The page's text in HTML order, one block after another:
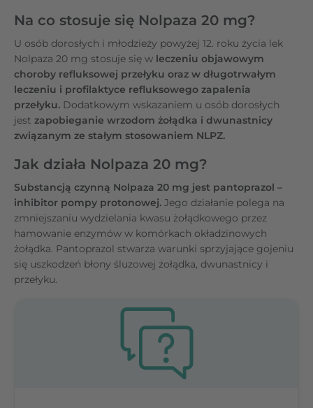
Na co stosuje się Nolpaza 20 mg?
U osób dorosłych i młodzieży powyżej 12. roku życia lek
Nolpaza 20 mg stosuje się w leczeniu objawowym
choroby refluksowej przełyku oraz w długotrwałym
leczeniu i profilaktyce refluksowego zapalenia
przełyku. Dodatkowym wskazaniem u osób dorosłych
jest zapobieganie wrzodom żołądka i dwunastnicy
związanym ze stałym stosowaniem NLPZ.
Jak działa Nolpaza 20 mg?
Substancją czynną Nolpaza 20 mg jest pantoprazol –
inhibitor pompy protonowej. Jego działanie polega na
zmniejszaniu wydzielania kwasu żołądkowego przez
hamowanie enzymów w komórkach okładzinowych
żołądka. Pantoprazol stwarza warunki sprzyjające gojeniu
się uszkodzeń błony śluzowej żołądka, dwunastnicy i
przełyku.